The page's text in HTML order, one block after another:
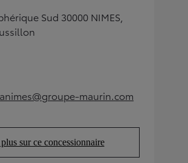
Sud 30000 NIMES,
new tab)
maurin.com
(Opens in new tab)
sur ce concessionnaire
(Opens in new tab)